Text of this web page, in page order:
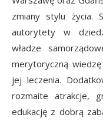
zmiany stylu życia.
autorytety w
władze
merytoryczną
jej leczenia.
rozmaite atrakcje,
edukację z dobrą